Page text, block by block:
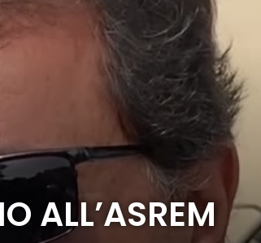
ALL’ASREM